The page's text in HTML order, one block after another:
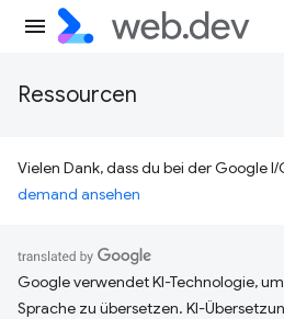
Ressourcen
Vielen Dank, dass du bei der Google
demand ansehen
Google verwendet KI-Technologie,
Sprache zu übersetzen. KI-